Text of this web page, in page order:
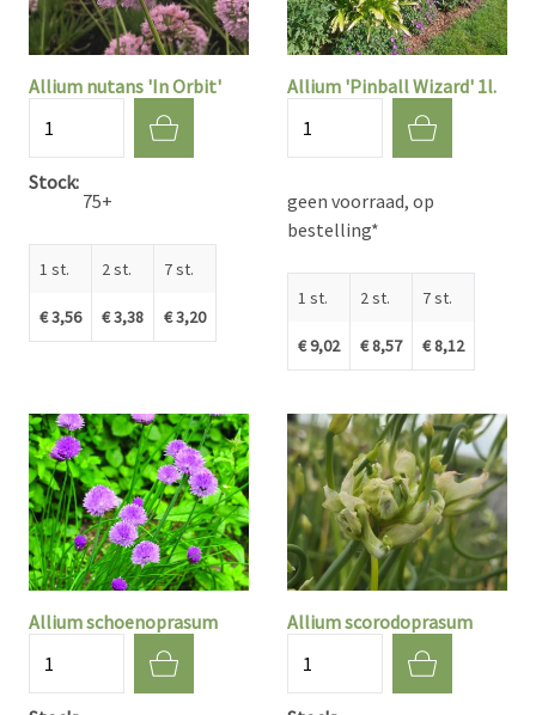
Allium nutans 'In Orbit'
Stock
75+
1 st.
€ 3,56
2 st.
€ 3,38
7 st.
€ 3,20
Allium 'Pinball Wizard' 1l.
geen voorraad, op
bestelling*
1 st.
€ 9,02
2 st.
€ 8,57
7 st.
€ 8,12
Allium schoenoprasum
Allium scorodoprasum